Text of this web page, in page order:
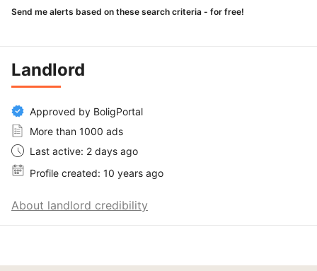
Send me alerts based on these search criteria - for free!
Landlord
Approved by BoligPortal
More than 1000 ads
Last active: 2 days ago
Profile created: 10 years ago
About landlord credibility